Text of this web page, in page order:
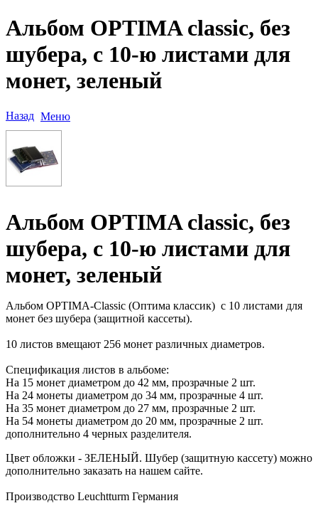
Альбом OPTIMA classic, без
шубера, с 10-ю листами для
монет, зеленый
Назад Меню
Альбом OPTIMA classic, без
шубера, с 10-ю листами для
монет, зеленый
Альбом OPTIMA-Classic (Оптима классик) с 10 листами для
монет без шубера (защитной кассеты).
10 листов вмещают 256 монет различных диаметров.
Спецификация листов в альбоме:
На 15 монет диаметром до 42 мм, прозрачные 2 шт.
На 24 монеты диаметром до 34 мм, прозрачные 4 шт.
На 35 монет диаметром до 27 мм, прозрачные 2 шт.
На 54 монеты диаметром до 20 мм, прозрачные 2 шт.
дополнительно 4 черных разделителя.
Цвет обложки - ЗЕЛЕНЫЙ. Шубер (защитную кассету) можно
дополнительно заказать на нашем сайте.
Производство Leuchtturm Германия